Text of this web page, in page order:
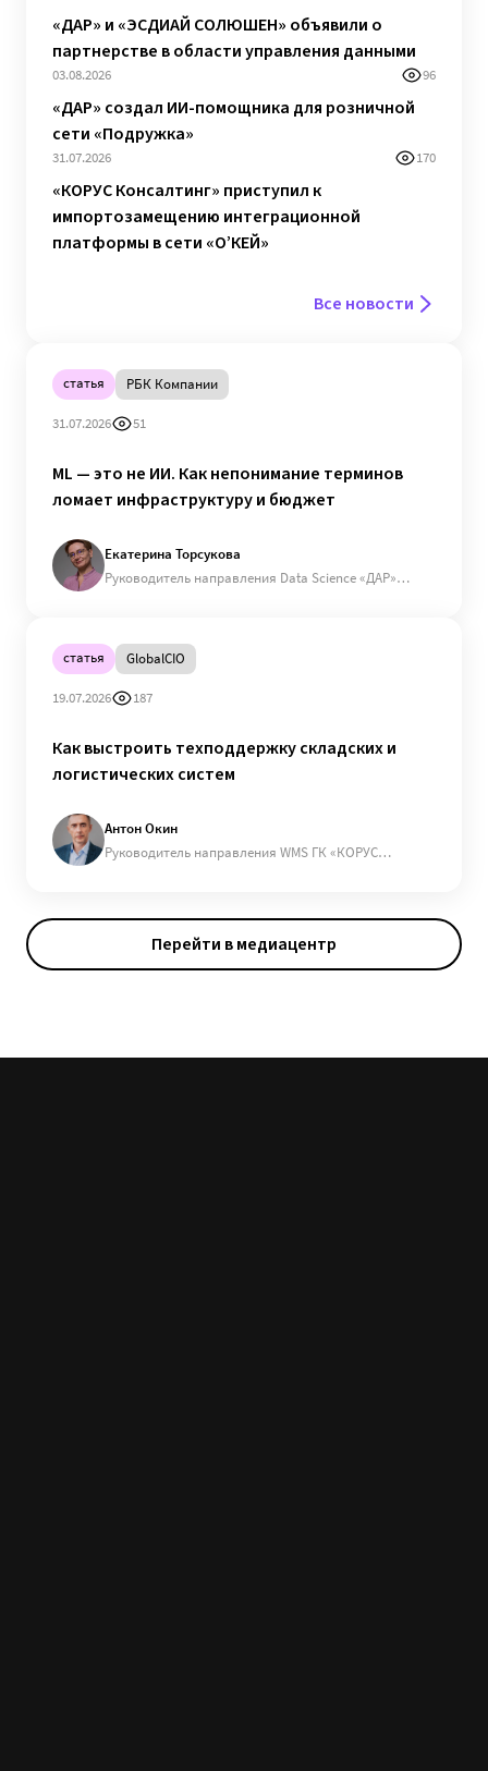
«ДАР» и «ЭСДИАЙ СОЛЮШЕН» объявили о
партнерстве в области управления данными
03.08.2026 96
«ДАР» создал ИИ-помощника для розничной
сети «Подружка»
31.07.2026 170
«КОРУС Консалтинг» приступил к
импортозамещению интеграционной
платформы в сети «О’КЕЙ»
Все новости
статья РБК Компании
31.07.2026 51
ML — это не ИИ. Как непонимание терминов
ломает инфраструктуру и бюджет
Екатерина Торсукова
Руководитель направления Data Science «ДАР»
статья GlobalCIO
19.07.2026 187
Как выстроить техподдержку складских и
логистических систем
Антон Окин
Руководитель направления WMS ГК «КОРУС
Перейти в медиацентр